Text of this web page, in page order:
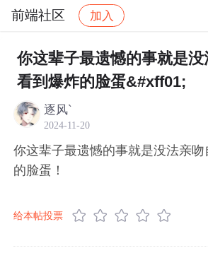
前端社区 加入
社区 前端社区 感慨 帖子
你这辈子最遗憾的事就是
看到爆炸的脸蛋&#xff01;
逐风`
2024-11-20
你这辈子最遗憾的事就是没法亲
的脸蛋！
给本帖投票